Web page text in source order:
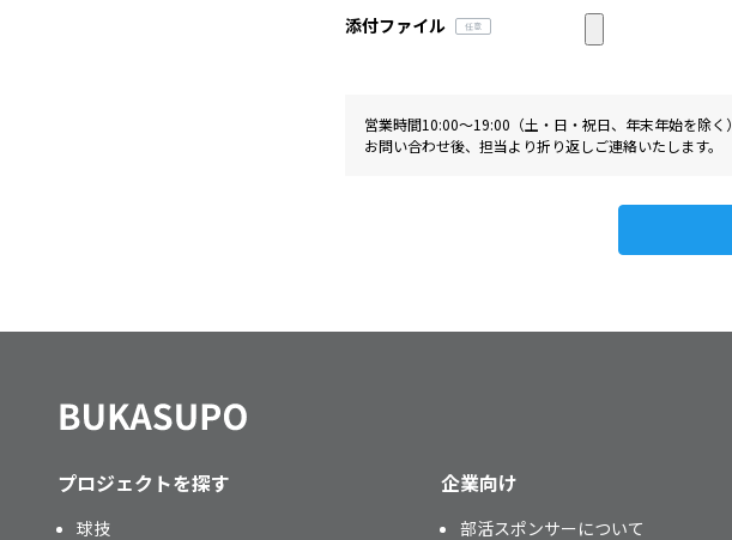
添付ファイル
営業時間10:00〜19:00（土・日・祝日、年末年始を除く）
お問い合わせ後、担当より折り返しご連絡いたします。
プロジェクトを探す
球技
企業向け
部活スポンサーについて